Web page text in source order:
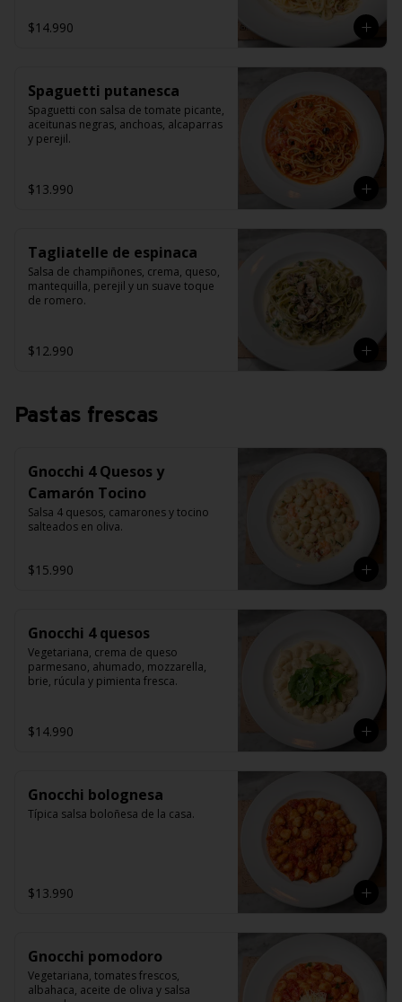
$14.990
Spaguetti putanesca
Spaguetti con salsa de tomate picante,
aceitunas negras, anchoas, alcaparras
y perejil.
$13.990
Tagliatelle de espinaca
Salsa de champiñones, crema, queso,
mantequilla, perejil y un suave toque
de romero.
$12.990
Pastas frescas
Gnocchi 4 Quesos y
Camarón Tocino
Salsa 4 quesos, camarones y tocino
salteados en oliva.
$15.990
Gnocchi 4 quesos
Vegetariana, crema de queso
parmesano, ahumado, mozzarella,
brie, rúcula y pimienta fresca.
$14.990
Gnocchi bolognesa
Típica salsa boloñesa de la casa.
$13.990
Gnocchi pomodoro
Vegetariana, tomates frescos,
albahaca, aceite de oliva y salsa